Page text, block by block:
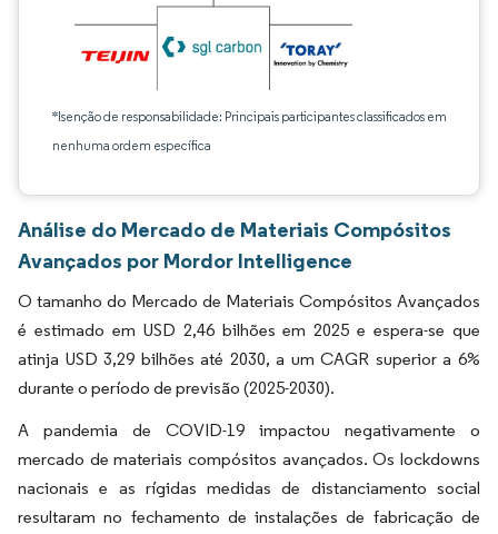
*Isenção de responsabilidade: Principais participantes classificados em
nenhuma ordem específica
Análise do Mercado de Materiais Compósitos
Avançados por Mordor Intelligence
O tamanho do Mercado de Materiais Compósitos Avançados
é estimado em USD 2,46 bilhões em 2025 e espera-se que
atinja USD 3,29 bilhões até 2030, a um CAGR superior a 6%
durante o período de previsão (2025-2030).
A pandemia de COVID-19 impactou negativamente o
mercado de materiais compósitos avançados. Os lockdowns
nacionais e as rígidas medidas de distanciamento social
resultaram no fechamento de instalações de fabricação de